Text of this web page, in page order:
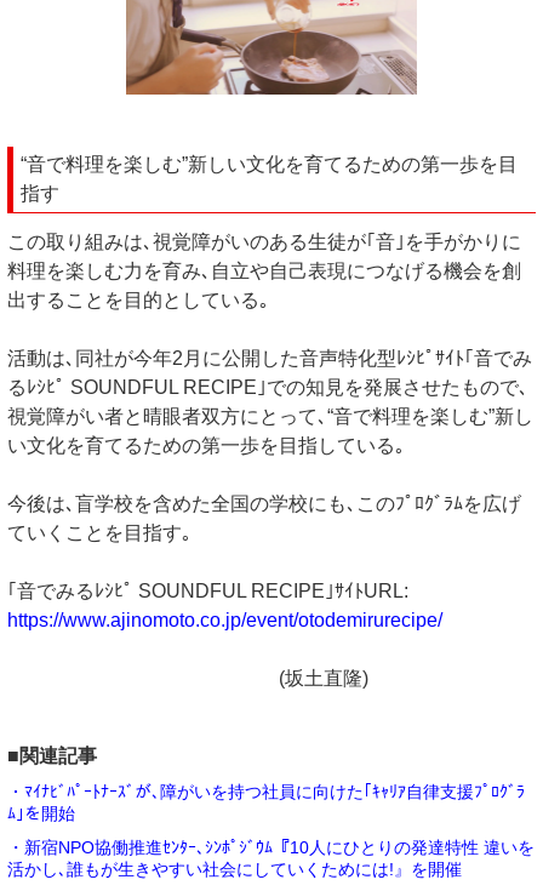
“音で料理を楽しむ”新しい文化を育てるための第一歩を目
指す
この取り組みは､視覚障がいのある生徒が｢音｣を手がかりに
料理を楽しむ力を育み､自立や自己表現につなげる機会を創
出することを目的としている｡
活動は､同社が今年2月に公開した音声特化型ﾚｼﾋﾟｻｲﾄ｢音でみ
るﾚｼﾋﾟ SOUNDFUL RECIPE｣での知見を発展させたもので､
視覚障がい者と晴眼者双方にとって､“音で料理を楽しむ”新し
い文化を育てるための第一歩を目指している｡
今後は､盲学校を含めた全国の学校にも､このﾌﾟﾛｸﾞﾗﾑを広げ
ていくことを目指す｡
｢音でみるﾚｼﾋﾟ SOUNDFUL RECIPE｣ｻｲﾄURL:
https://www.ajinomoto.co.jp/event/otodemirurecipe/
(坂土直隆)
■関連記事
・ﾏｲﾅﾋﾞﾊﾟｰﾄﾅｰｽﾞが､障がいを持つ社員に向けた｢ｷｬﾘｱ自律支援ﾌﾟﾛｸﾞﾗ
ﾑ｣を開始
・新宿NPO協働推進ｾﾝﾀｰ､ｼﾝﾎﾟｼﾞｳﾑ『10人にひとりの発達特性 違いを
活かし､誰もが生きやすい社会にしていくためには!』を開催